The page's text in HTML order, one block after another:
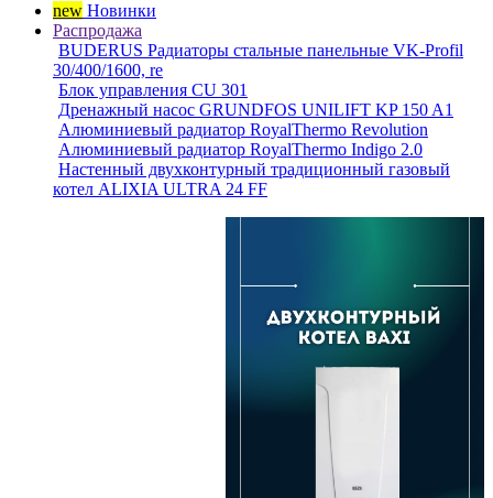
new Новинки
Распродажа
BUDERUS Радиаторы стальные панельные VK-Profil
30/400/1600, re
Блок управления CU 301
Дренажный насос GRUNDFOS UNILIFT KP 150 A1
Алюминиевый радиатор RoyalThermo Revolution
Алюминиевый радиатор RoyalThermo Indigo 2.0
Настенный двухконтурный традиционный газовый
котел ALIXIA ULTRA 24 FF